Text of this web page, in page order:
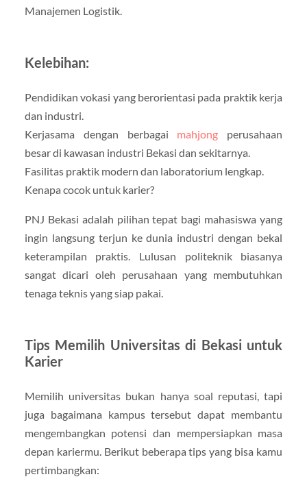
Manajemen Logistik.
Kelebihan:
Pendidikan vokasi yang berorientasi pada praktik kerja
dan industri.
Kerjasama dengan berbagai mahjong perusahaan
besar di kawasan industri Bekasi dan sekitarnya.
Fasilitas praktik modern dan laboratorium lengkap.
Kenapa cocok untuk karier?
PNJ Bekasi adalah pilihan tepat bagi mahasiswa yang
ingin langsung terjun ke dunia industri dengan bekal
keterampilan praktis. Lulusan politeknik biasanya
sangat dicari oleh perusahaan yang membutuhkan
tenaga teknis yang siap pakai.
Tips Memilih Universitas di Bekasi untuk
Karier
Memilih universitas bukan hanya soal reputasi, tapi
juga bagaimana kampus tersebut dapat membantu
mengembangkan potensi dan mempersiapkan masa
depan kariermu. Berikut beberapa tips yang bisa kamu
pertimbangkan: